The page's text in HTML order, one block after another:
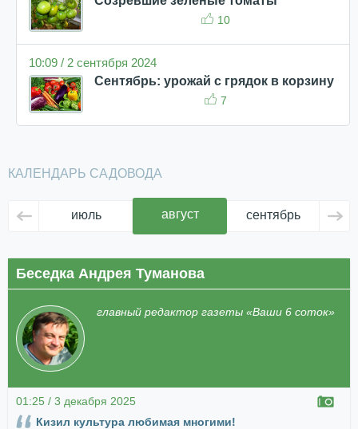
10
10:09 / 2 сентября 2024
Сентябрь: урожай с грядок в корзину
7
КАЛЕНДАРЬ САДОВОДА
июль август сентябрь
Беседка Андрея Туманова
главный редактор газеты «Ваши 6 соток»
01:25 / 3 декабря 2025
Кизил культура любимая многими!